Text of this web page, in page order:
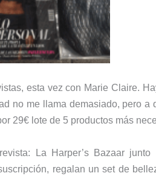
esta vez con Marie Claire.
no me llama demasiado, pero a
29€ lote de 5 productos más
La Harper’s Bazaar
regalan un set de